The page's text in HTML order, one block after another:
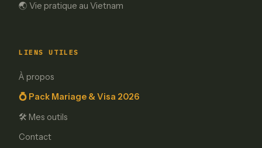
🌏 Vie pratique au Vietnam
LIENS UTILES
À propos
💍 Pack Mariage & Visa 2026
🛠️ Mes outils
Contact